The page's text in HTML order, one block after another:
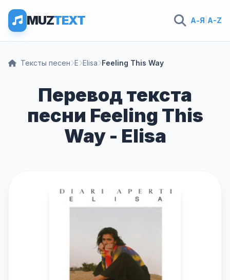
MUZTEXT А-Я A-Z
Тексты песен E Elisa Feeling This Way
Перевод текста
песни Feeling This
Way - Elisa